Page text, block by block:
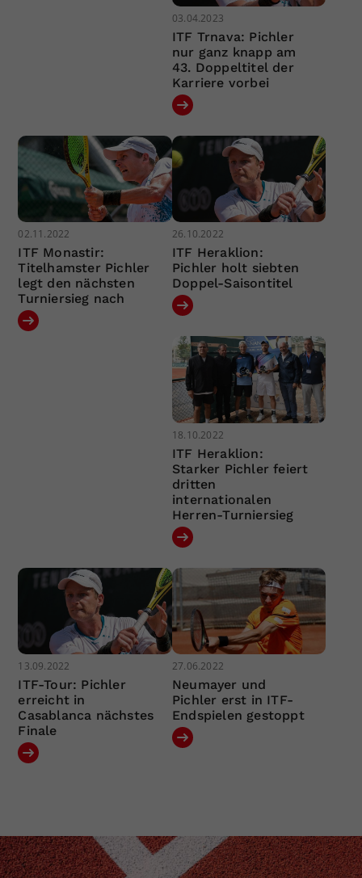
03.04.2023
ITF Trnava: Pichler
nur ganz knapp am
43. Doppeltitel der
Karriere vorbei
02.11.2022
ITF Monastir:
Titelhamster Pichler
legt den nächsten
Turniersieg nach
26.10.2022
ITF Heraklion:
Pichler holt siebten
Doppel-Saisontitel
18.10.2022
ITF Heraklion:
Starker Pichler feiert
dritten
internationalen
Herren-Turniersieg
13.09.2022
ITF-Tour: Pichler
erreicht in
Casablanca nächstes
Finale
27.06.2022
Neumayer und
Pichler erst in ITF-
Endspielen gestoppt